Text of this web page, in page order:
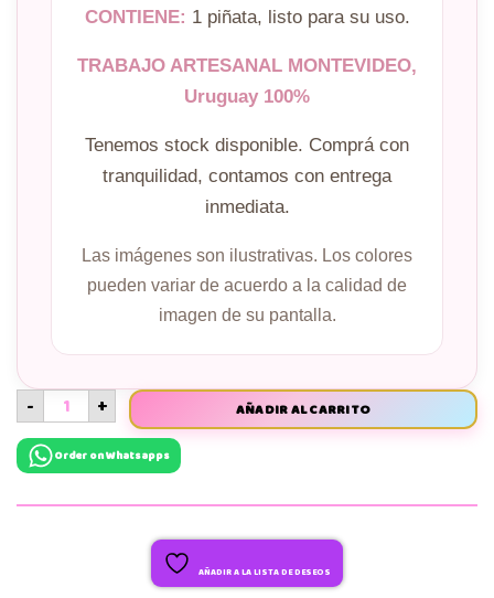
CONTIENE: 1 piñata, listo para su uso.
TRABAJO ARTESANAL MONTEVIDEO,
Uruguay 100%
Tenemos stock disponible. Comprá con
tranquilidad, contamos con entrega
inmediata.
Las imágenes son ilustrativas. Los colores
pueden variar de acuerdo a la calidad de
imagen de su pantalla.
- + AÑADIR AL CARRITO
Order on Whatsapps
AÑADIR A LA LISTA DE DESEOS